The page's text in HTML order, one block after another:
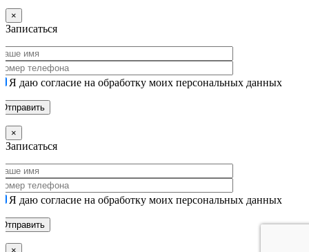
×
Записаться
Я даю согласие на обработку моих персональных данных
×
Записаться
Я даю согласие на обработку моих персональных данных